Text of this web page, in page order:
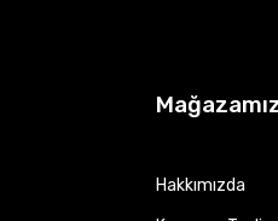
Hakkımızda